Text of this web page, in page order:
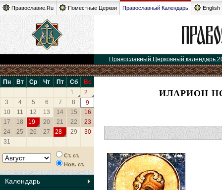
Православие.Ru Поместные Церкви Православный Календарь English
Православный Церковный календарь
Пн Вт Ср Чт Пт Сб
Вс
1
2
3
4 5 6 7 8
9
10
11 12 13 14 15
16
17
18 19 20 21 22
23
24
25 26 27 28 29
30
31
Ст. ст.
Нов. ст.
Календарь
ИЛАРИОН